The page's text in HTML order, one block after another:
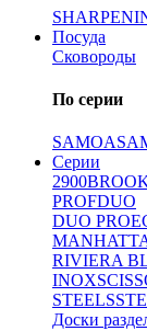
Посуда
Сковороды
По серии
SAMOA
Серии
2900
PROFDUO
DUO PRO
RIVIERA
INOX
STEELS
Доски